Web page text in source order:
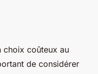
choix coûteux au
de considérer